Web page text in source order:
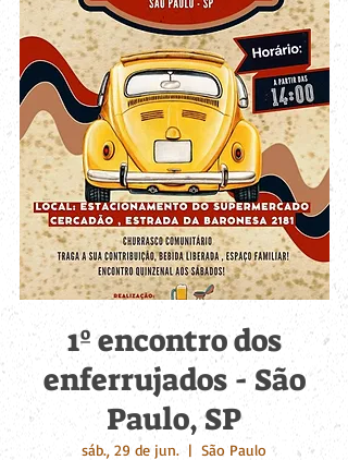
1º encontro dos
enferrujados - São
Paulo, SP
sáb., 29 de jun.
  |
São Paulo